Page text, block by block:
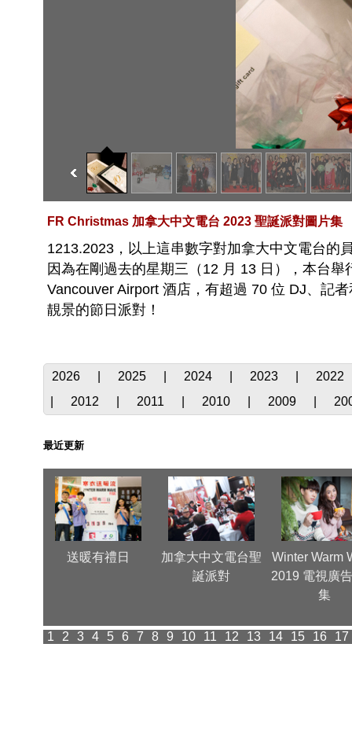
FR Christmas 加拿大中文電台 2023 聖誕派對圖片集
1213.2023，以上這串數字對加拿大中文電台的
因為在剛過去的星期三（12 月 13 日），本台
Vancouver Airport 酒店，有超過 70 位 DJ、記
靚景的節日派對！
2026 2025 2024 2023
2022
2012 2011 2010 2009
最近更新
送暖有禮日
加拿大中文電台聖
誕派對
Winter Warm
2019 電視廣
集
1 2 3 4 5 6 7 8 9 10 11 12 13 14 15 16 17